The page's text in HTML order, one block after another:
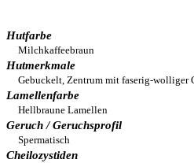
Hutfarbe
Milchkaffeebraun
Hutmerkmale
Gebuckelt, Zentrum mit faserig-wolliger
Lamellenfarbe
Hellbraune Lamellen
Geruch / Geruchsprofil
Spermatisch
Cheilozystiden